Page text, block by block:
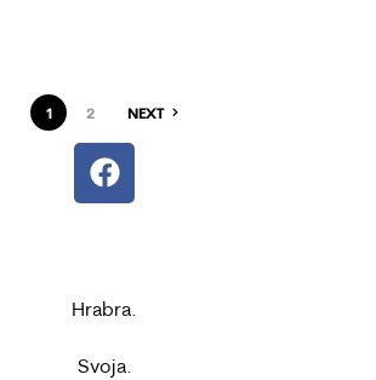
1 2 NEXT
Hrabra.
Svoja.